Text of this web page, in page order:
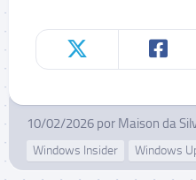
10/02/2026 por Maison da
Windows Insider
Windows